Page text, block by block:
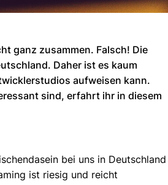
ganz zusammen. Falsch! Die
Daher ist es kaum
aufweisen kann.
sind, erfahrt ihr in diesem
bei uns in Deutschland
ist riesig und reicht